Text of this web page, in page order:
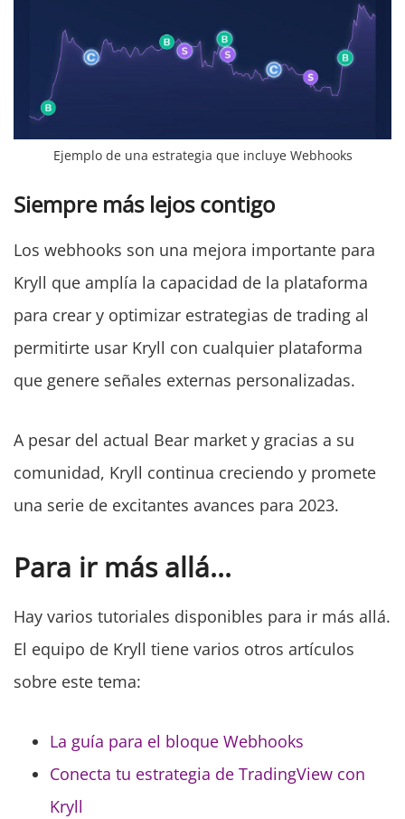
Ejemplo de una estrategia que incluye Webhooks
Siempre más lejos contigo
Los webhooks son una mejora importante para
Kryll que amplía la capacidad de la plataforma
para crear y optimizar estrategias de trading al
permitirte usar Kryll con cualquier plataforma
que genere señales externas personalizadas.
A pesar del actual Bear market y gracias a su
comunidad, Kryll continua creciendo y promete
una serie de excitantes avances para 2023.
Para ir más allá...
Hay varios tutoriales disponibles para ir más allá.
El equipo de Kryll tiene varios otros artículos
sobre este tema:
La guía para el bloque Webhooks
Conecta tu estrategia de TradingView con
Kryll